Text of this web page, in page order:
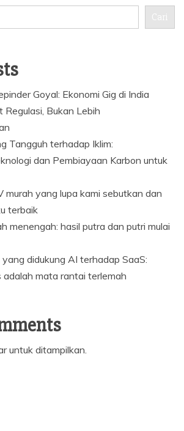
Cari
Goyal: Ekonomi Gig di India
Regulasi, Bukan Lebih
Tangguh terhadap Iklim:
dan Pembiayaan Karbon untuk
yang lupa kami sebutkan dan
terbaik
menengah: hasil putra dan putri mulai
didukung AI terhadap SaaS:
mata rantai terlemah
untuk ditampilkan.